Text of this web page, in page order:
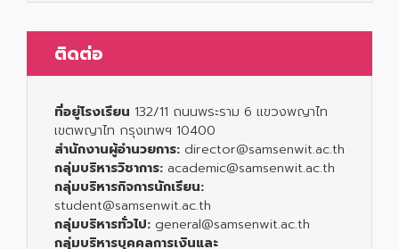
ติดต่อ
ที่อยู่โรงเรียน 132/11 ถนนพระราม 6 แขวงพญาไท
เขตพญาไท กรุงเทพฯ 10400
สำนักงานผู้อำนวยการ: director@samsenwit.ac.th
กลุ่มบริหารวิชาการ: academic@samsenwit.ac.th
กลุ่มบริหารกิจการนักเรียน:
student@samsenwit.ac.th
กลุ่มบริหารทั่วไป: general@samsenwit.ac.th
กลุ่มบริหารบุคคลการเงินและ